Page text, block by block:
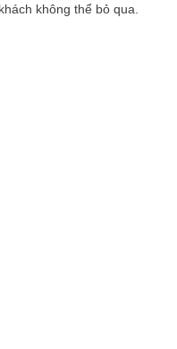
không thể bỏ qua.